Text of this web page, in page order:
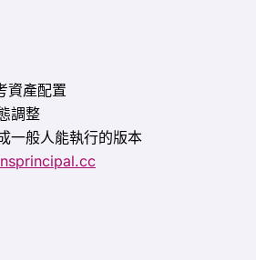
資產配置
調整
一般人能執行的版本